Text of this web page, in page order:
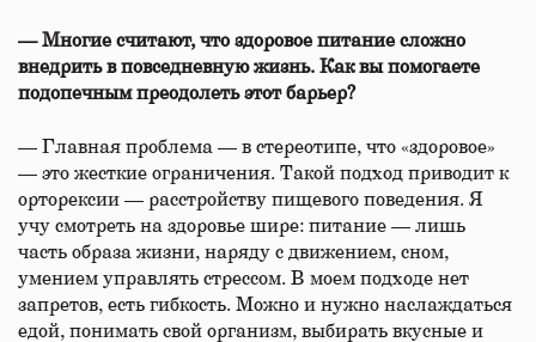
— Многие считают, что здоровое питание сложно
внедрить в повседневную жизнь. Как вы помогаете
подопечным преодолеть этот барьер?
— Главная проблема — в стереотипе, что «здоровое»
— это жесткие ограничения. Такой подход приводит к
орторексии — расстройству пищевого поведения. Я
учу смотреть на здоровье шире: питание — лишь
часть образа жизни, наряду с движением, сном,
умением управлять стрессом. В моем подходе нет
запретов, есть гибкость. Можно и нужно наслаждаться
едой, понимать свой организм, выбирать вкусные и